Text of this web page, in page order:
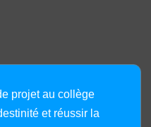
projet au collège
et réussir la